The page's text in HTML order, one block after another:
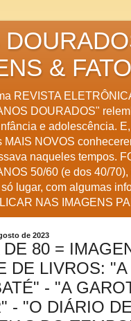
&
REVISTA
DOURADOS"
e adolescência.
MAIS NOVOS
naqueles tempos.
50/60 (e dos 40/
lugar, com algumas
NAS IMAGENS
de 2023
DE 80 =
DE LIVROS:
- "A
- "O DIÁRIO